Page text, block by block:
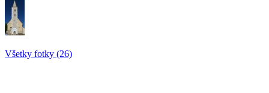
Všetky fotky (26)